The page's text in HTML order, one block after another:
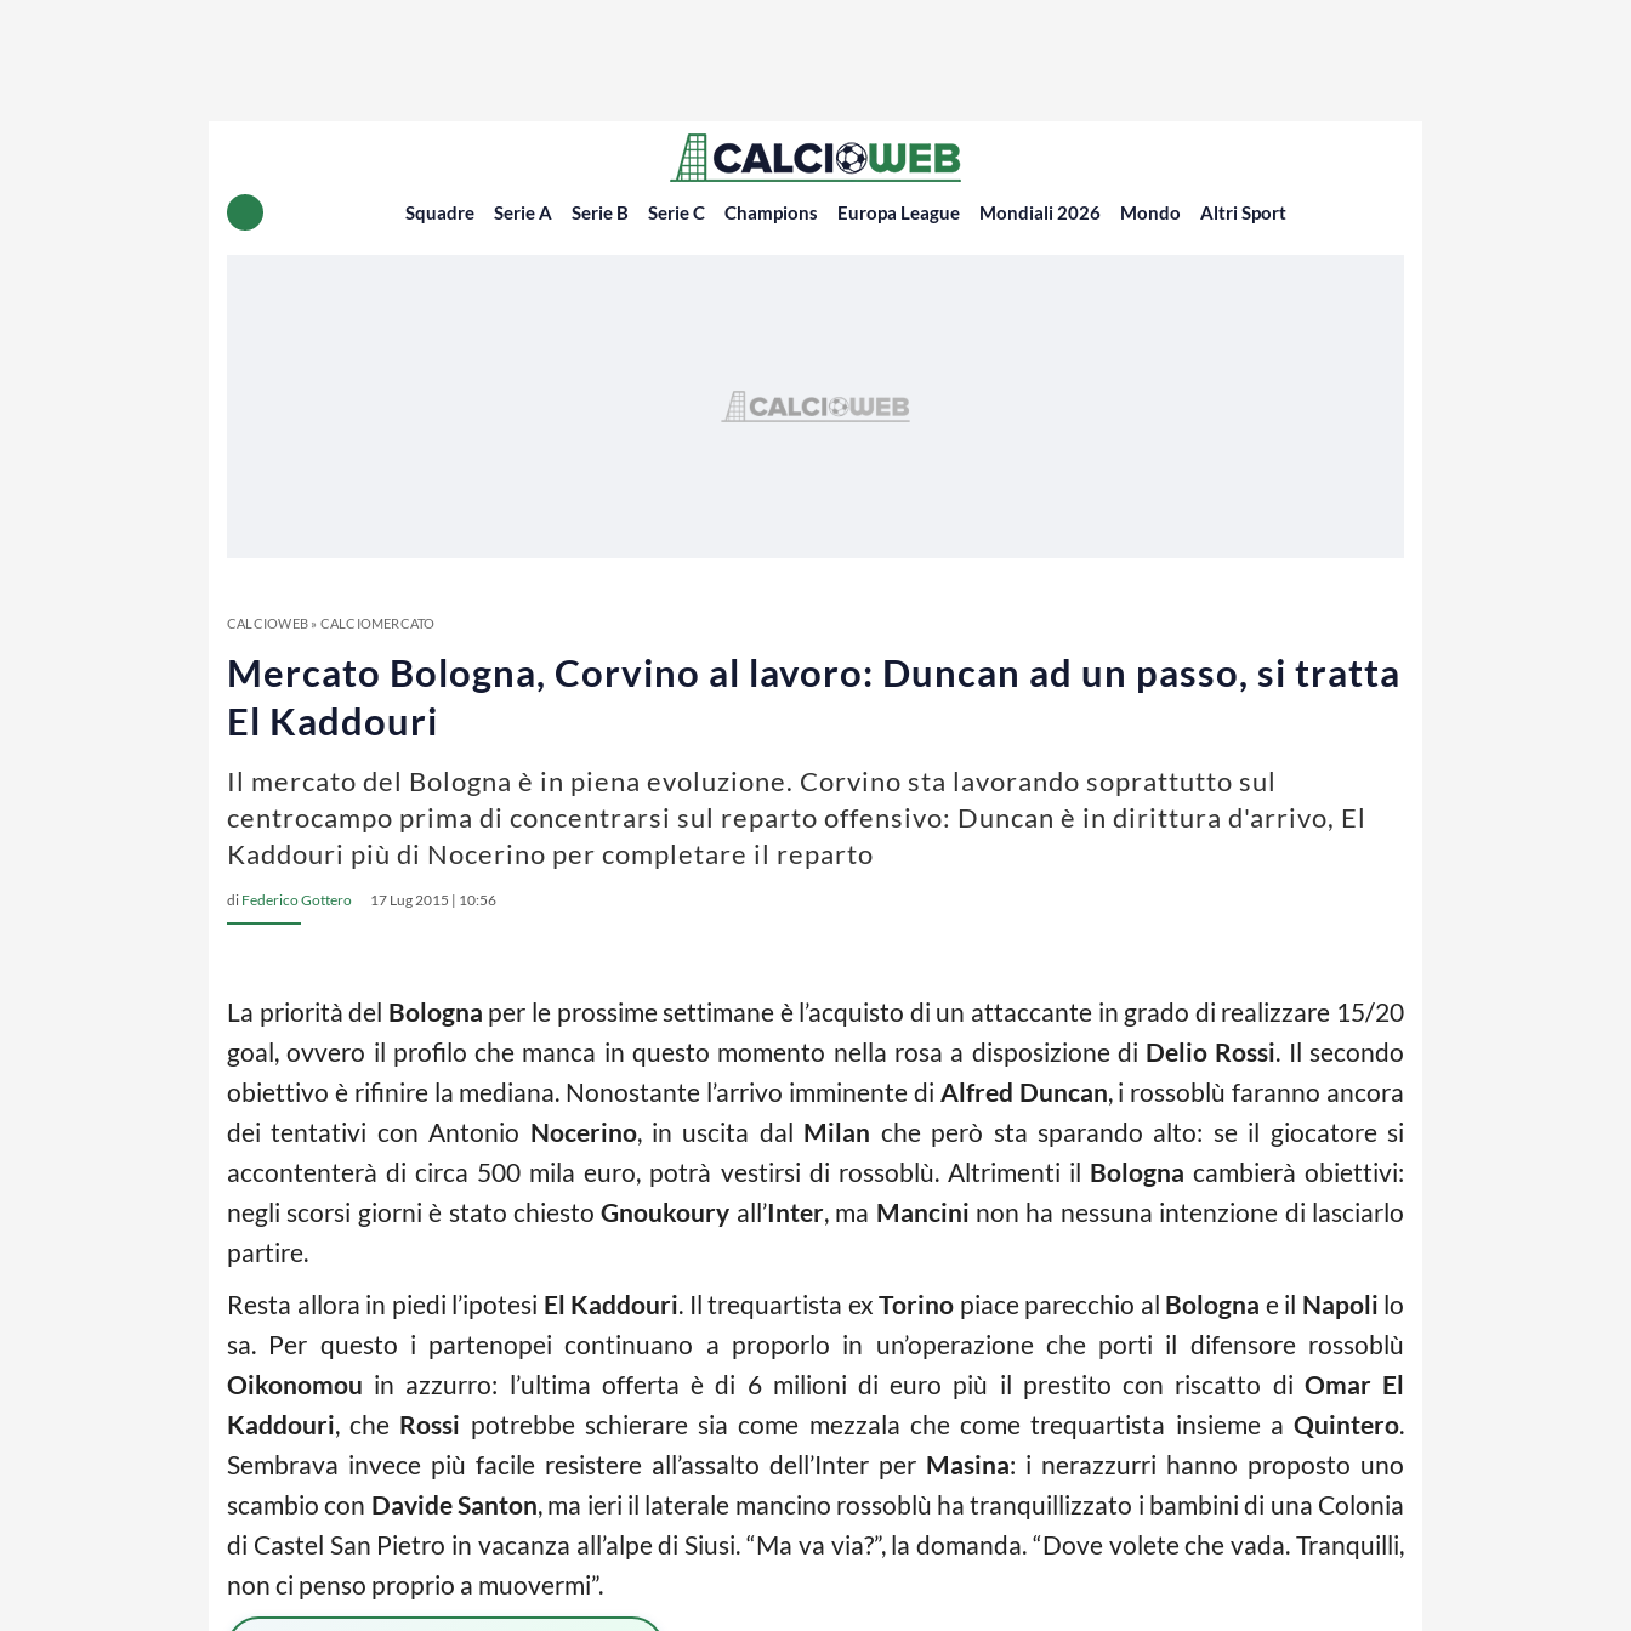
Squadre Serie A Serie B Serie C Champions Europa League Mondiali 2026 Mondo Altri Sport
CALCIOWEB» CALCIOMERCATO
Mercato Bologna, Corvino al lavoro: Duncan ad un passo, si tratta
El Kaddouri
Il mercato del Bologna è in piena evoluzione. Corvino sta lavorando soprattutto sul
centrocampo prima di concentrarsi sul reparto offensivo: Duncan è in dirittura d'arrivo, El
Kaddouri più di Nocerino per completare il reparto
di Federico Gottero 17 Lug 2015 | 10:56
La priorità del Bologna per le prossime settimane è l’acquisto di un attaccante in grado di realizzare 15/20
goal, ovvero il profilo che manca in questo momento nella rosa a disposizione di Delio Rossi. Il secondo
obiettivo è rifinire la mediana. Nonostante l’arrivo imminente di Alfred Duncan, i rossoblù faranno ancora
dei tentativi con Antonio Nocerino, in uscita dal Milan che però sta sparando alto: se il giocatore si
accontenterà di circa 500 mila euro, potrà vestirsi di rossoblù. Altrimenti il Bologna cambierà obiettivi:
negli scorsi giorni è stato chiestoGnoukoury all’Inter, ma Mancini non ha nessuna intenzione di lasciarlo
partire.
Resta allora in piedi l’ipotesi El Kaddouri. Il trequartista ex Torino piace parecchio al Bologna e il Napoli lo
sa. Per questo i partenopei continuano a proporlo in un’operazione che porti il difensore rossoblù
Oikonomou in azzurro: l’ultima offerta è di 6 milioni di euro più il prestito con riscatto di Omar El
Kaddouri, che Rossi potrebbe schierare sia come mezzala che come trequartista insieme aQuintero.
Sembrava invece più facile resistere all’assalto dell’Inter per Masina: i nerazzurri hanno proposto uno
scambio con Davide Santon, ma ieri il laterale mancino rossoblù ha tranquillizzato i bambini di una Colonia
di Castel San Pietro in vacanza all’alpe di Siusi. “Ma va via?”, la domanda. “Dove volete che vada. Tranquilli,
non ci penso proprio a muovermi”.